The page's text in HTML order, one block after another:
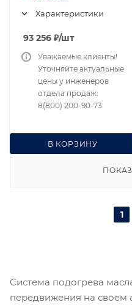
Характеристики
93 256 ₽/шт
В КОРЗИНУ
Уважаемые клиенты!
Уточняйте актуальные
цены у инженеров
отдела продаж:
8(800) 200-90-73
1
Система подогрева
передвижения на своем